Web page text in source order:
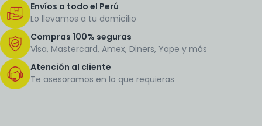
Envíos a todo el Perú
Lo llevamos a tu domicilio
Compras 100% seguras
Visa, Mastercard, Amex, Diners, Yape y más
Atención al cliente
Te asesoramos en lo que requieras